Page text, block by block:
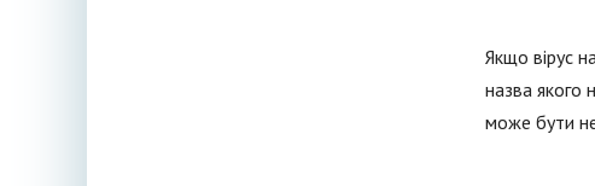
Якщо вірус
назва якого
може бути